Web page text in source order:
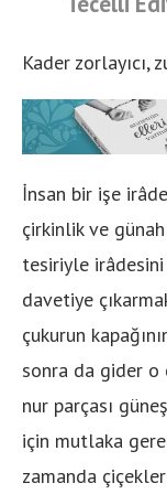
Kader
İnsan bir işe
çirkinlik ve
tesiriyle
davetiye
çukurun
sonra da gider o
nur parçası
için mutlaka
zamanda